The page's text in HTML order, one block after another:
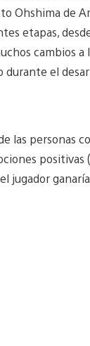
Ohshima de
etapas,
cambios a
el
las personas
positivas
jugador